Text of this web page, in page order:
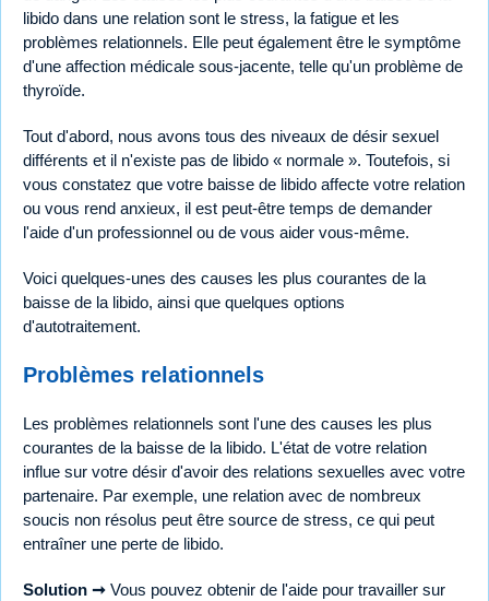
libido dans une relation sont le stress, la fatigue et les
problèmes relationnels. Elle peut également être le symptôme
d'une affection médicale sous-jacente, telle qu'un problème de
thyroïde.
Tout d'abord, nous avons tous des niveaux de désir sexuel
différents et il n'existe pas de libido « normale ». Toutefois, si
vous constatez que votre baisse de libido affecte votre relation
ou vous rend anxieux, il est peut-être temps de demander
l'aide d'un professionnel ou de vous aider vous-même.
Voici quelques-unes des causes les plus courantes de la
baisse de la libido, ainsi que quelques options
d'autotraitement.
Problèmes relationnels
Les problèmes relationnels sont l'une des causes les plus
courantes de la baisse de la libido. L'état de votre relation
influe sur votre désir d'avoir des relations sexuelles avec votre
partenaire. Par exemple, une relation avec de nombreux
soucis non résolus peut être source de stress, ce qui peut
entraîner une perte de libido.
Solution ➞ Vous pouvez obtenir de l'aide pour travailler sur